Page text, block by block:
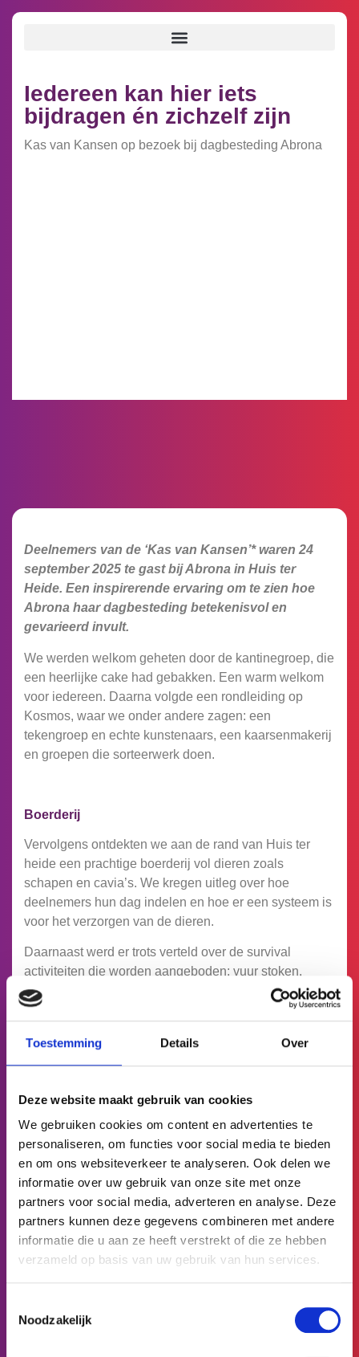
Toestemming Details Over
Deze website maakt gebruik van cookies
We gebruiken cookies om content en advertenties te
personaliseren, om functies voor social media te bieden
en om ons websiteverkeer te analyseren. Ook delen we
informatie over uw gebruik van onze site met onze
partners voor social media, adverteren en analyse. Deze
partners kunnen deze gegevens combineren met andere
informatie die u aan ze heeft verstrekt of die ze hebben
verzameld op basis van uw gebruik van hun services.
Noodzakelijk
Iedereen kan hier iets
bijdragen én zichzelf zijn
Kas van Kansen op bezoek bij dagbesteding Abrona
Deelnemers van de ‘Kas van Kansen’* waren 24
september 2025 te gast bij Abrona in Huis ter
Heide. Een inspirerende ervaring om te zien hoe
Abrona haar dagbesteding betekenisvol en
gevarieerd invult.
We werden welkom geheten door de kantinegroep, die
een heerlijke cake had gebakken. Een warm welkom
voor iedereen. Daarna volgde een rondleiding op
Kosmos, waar we onder andere zagen: een
tekengroep en echte kunstenaars, een kaarsenmakerij
en groepen die sorteerwerk doen.
Boerderij
Vervolgens ontdekten we aan de rand van Huis ter
heide een prachtige boerderij vol dieren zoals
schapen en cavia’s. We kregen uitleg over hoe
deelnemers hun dag indelen en hoe er een systeem is
voor het verzorgen van de dieren.
Daarnaast werd er trots verteld over de survival
activiteiten die worden aangeboden: vuur stoken,
overnachten in hangmatten… echt gaaf om te zien!
En natuurlijk was er ook een echte ‘Kas van Kansen’,
waar plantjes worden gekweekt en verkocht aan
externe partners zoals Defensie en Staatsbosbeheer,
met oog voor veiligheid en ontwikkeling.
Aanbod afgestemd op deelnemers
Het valt vooral op dat er een duidelijke groeilijn is: van
rustige werkplekken tot meer uitdagende activiteiten.
Altijd afgestemd op tempo, vaardigheden en
dagbesteding betekenisvol en gevarieerd invult: van